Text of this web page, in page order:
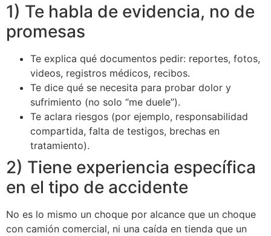
1) Te habla de evidencia, no de
promesas
Te explica qué documentos pedir: reportes, fotos,
videos, registros médicos, recibos.
Te dice qué se necesita para probar dolor y
sufrimiento (no solo “me duele”).
Te aclara riesgos (por ejemplo, responsabilidad
compartida, falta de testigos, brechas en
tratamiento).
2) Tiene experiencia específica
en el tipo de accidente
No es lo mismo un choque por alcance que un choque
con camión comercial, ni una caída en tienda que un